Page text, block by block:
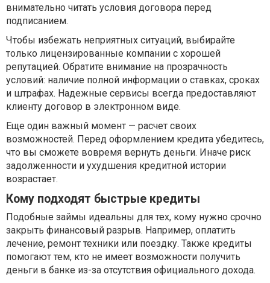
внимательно читать условия договора перед
подписанием.
Чтобы избежать неприятных ситуаций, выбирайте
только лицензированные компании с хорошей
репутацией. Обратите внимание на прозрачность
условий: наличие полной информации о ставках, сроках
и штрафах. Надежные сервисы всегда предоставляют
клиенту договор в электронном виде.
Еще один важный момент — расчет своих
возможностей. Перед оформлением кредита убедитесь,
что вы сможете вовремя вернуть деньги. Иначе риск
задолженности и ухудшения кредитной истории
возрастает.
Кому подходят быстрые кредиты
Подобные займы идеальны для тех, кому нужно срочно
закрыть финансовый разрыв. Например, оплатить
лечение, ремонт техники или поездку. Также кредиты
помогают тем, кто не имеет возможности получить
деньги в банке из-за отсутствия официального дохода.